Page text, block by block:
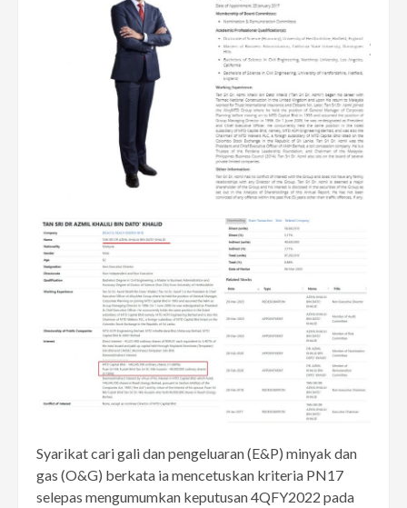
Syarikat cari gali dan pengeluaran (E&P) minyak dan
gas (O&G) berkata ia mencetuskan kriteria PN17
selepas mengumumkan keputusan 4QFY2022 pada